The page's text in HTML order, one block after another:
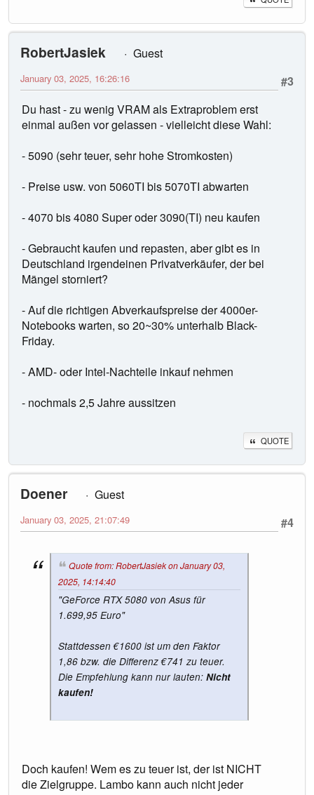
RobertJasiek
Guest
#3
January 03, 2025, 16:26:16
Du hast - zu wenig VRAM als Extraproblem erst
einmal außen vor gelassen - vielleicht diese Wahl:
- 5090 (sehr teuer, sehr hohe Stromkosten)
- Preise usw. von 5060TI bis 5070TI abwarten
- 4070 bis 4080 Super oder 3090(TI) neu kaufen
- Gebraucht kaufen und repasten, aber gibt es in
Deutschland irgendeinen Privatverkäufer, der bei
Mängel storniert?
- Auf die richtigen Abverkaufspreise der 4000er-
Notebooks warten, so 20~30% unterhalb Black-
Friday.
- AMD- oder Intel-Nachteile inkauf nehmen
- nochmals 2,5 Jahre aussitzen
QUOTE
Doener
Guest
#4
January 03, 2025, 21:07:49
Quote from: RobertJasiek on January 03,
2025, 14:14:40
"GeForce RTX 5080 von Asus für
1.699,95 Euro"
Stattdessen €1600 ist um den Faktor
1,86 bzw. die Differenz €741 zu teuer.
Die Empfehlung kann nur lauten: Nicht
kaufen!
Doch kaufen! Wem es zu teuer ist, der ist NICHT
die Zielgruppe. Lambo kann auch nicht jeder